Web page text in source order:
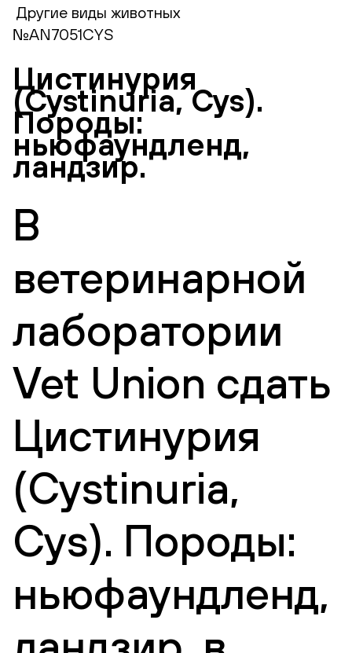
Другие виды животных
№AN7051CYS
Цистинурия
(Cystinuria, Cys).
Породы:
ньюфаундленд,
ландзир.
В
ветеринарной
лаборатории
Vet Union сдать
Цистинурия
(Cystinuria,
Cys). Породы:
ньюфаундленд,